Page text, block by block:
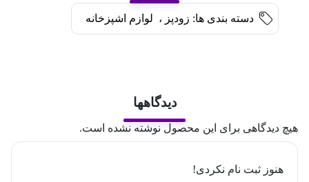
دسته بندی ها: زودپز لوازم اشپزخانه
دیدگاهها
هیچ دیدگاهی برای این محصول نوشته نشده است.
هنوز ثبت نام نکردی!